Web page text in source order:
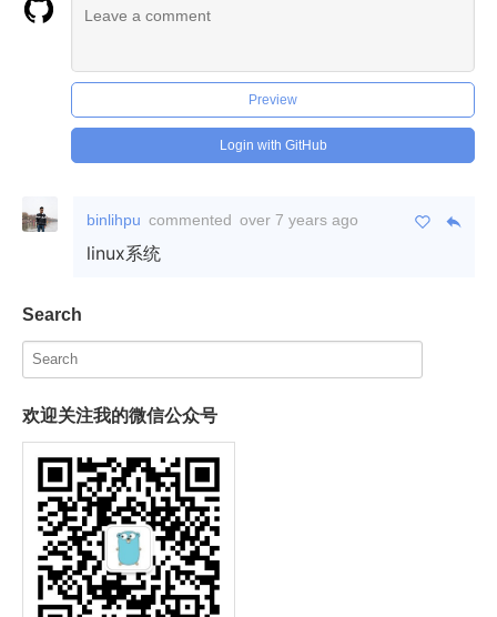
Preview
Login with GitHub
binlihpu commented over 7 years ago
linux系统
Search
欢迎关注我的微信公众号